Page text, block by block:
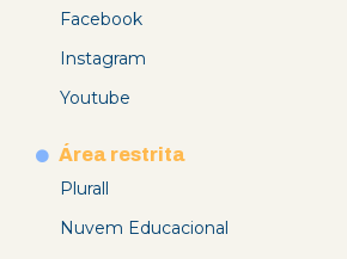
Facebook
Instagram
Youtube
Área restrita
Plurall
Nuvem Educacional